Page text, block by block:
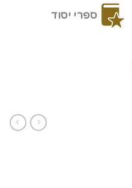
ספרי יסוד